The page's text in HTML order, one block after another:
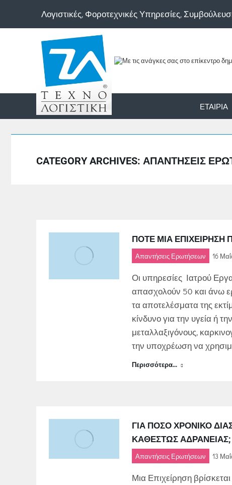
Λογιστικές, Φοροτεχνικές Υπηρεσίες,
ΕΤΑΙΡΊΑ
CATEGORY ARCHIVES: ΑΠΑΝΤΉΣΕΙΣ
ΠΌΤΕ ΜΙΑ ΕΠΙΧΕΊΡΗΣΗ
Απαντήσεις Ερωτήσεων 16
Οι υπηρεσίες Ιατρού
απασχολούν 50 και άνω
τα αποτελέσματα της
κίνδυνο για την υγεία ή
μεταλλαξιγόνους,
την υποχρέωση να
Περισσότερα...
ΓΙΑ ΠΌΣΟ ΧΡΟΝΙΚΌ
ΚΑΘΕΣΤΏΣ ΑΔΡΆΝΕΙΑΣ;
Απαντήσεις Ερωτήσεων 13
Μια Επιχείρηση